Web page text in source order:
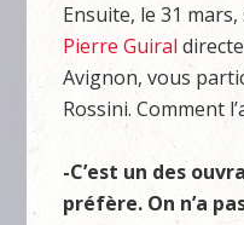
Ensuite, le 31
Pierre Guiral
Avignon, vous
Rossini. Comment
-C’est un des
préfère. On n’a